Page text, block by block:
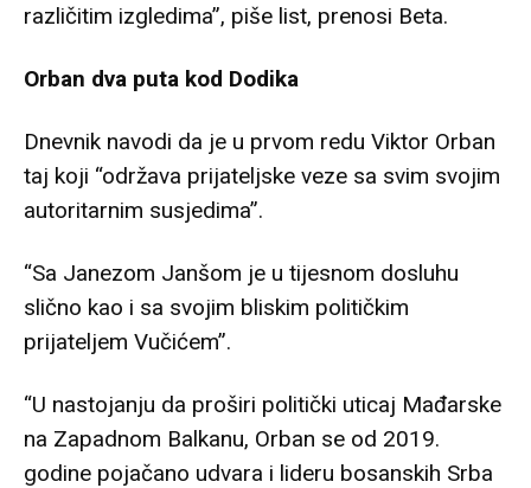
različitim izgledima”, piše list, prenosi Beta.
Orban dva puta kod Dodika
Dnevnik navodi da je u prvom redu Viktor Orban
taj koji “održava prijateljske veze sa svim svojim
autoritarnim susjedima”.
“Sa Janezom Janšom je u tijesnom dosluhu
slično kao i sa svojim bliskim političkim
prijateljem Vučićem”.
“U nastojanju da proširi politički uticaj Mađarske
na Zapadnom Balkanu, Orban se od 2019.
godine pojačano udvara i lideru bosanskih Srba